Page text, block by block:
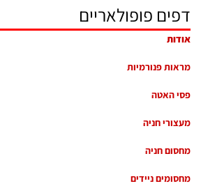
דפים פופולאריים
אודות
מראות פנורמיות
פסי האטה
מעצורי חניה
מחסום חניה
מחסומים ניידים